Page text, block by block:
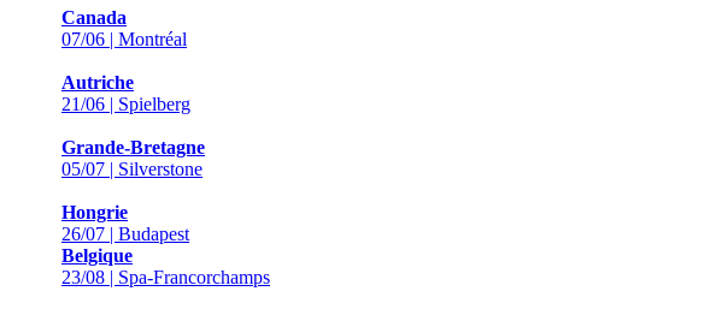
Canada
07/06 | Montréal
Autriche
21/06 | Spielberg
Grande-Bretagne
05/07 | Silverstone
Hongrie
26/07 | Budapest
Belgique
23/08 | Spa-Francorchamps